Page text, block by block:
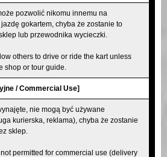
pozwolić nikomu innemu na
gokartem, chyba że zostanie to
lub przewodnika wycieczki.
others to drive or ride the kart unless
shop or tour guide.
/ Commercial Use]
nie mogą być używane
kurierska, reklama), chyba że zostanie
sklep.
permitted for commercial use (delivery